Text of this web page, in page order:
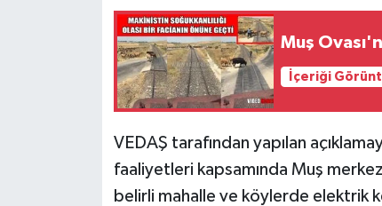
Muş
İçeriği
VEDAŞ tarafından yapılan
faaliyetleri kapsamında Muş
belirli mahalle ve köylerde elektrik